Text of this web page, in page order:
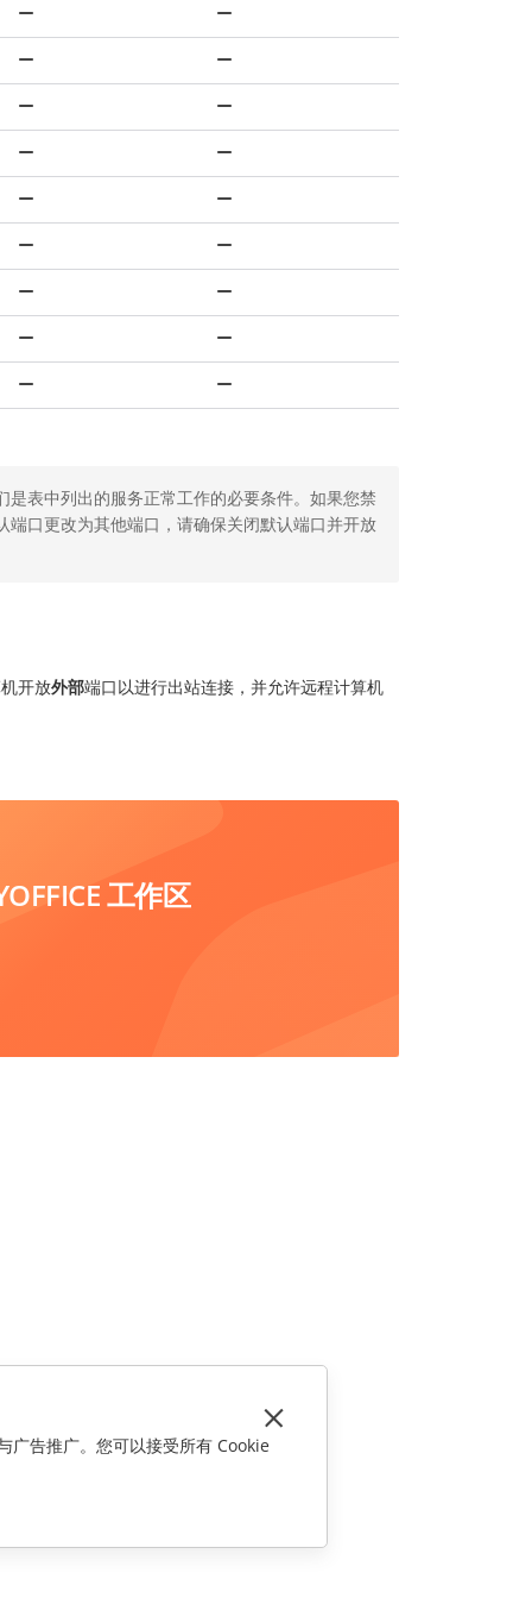
表中列出的服务正常工作的必要条件。如果您禁
口更改为其他端口，请确保关闭默认端口并开放
开放外部端口以进行出站连接，并允许远程计算机
工作区
广告推广。您可以接受所有 Cookie